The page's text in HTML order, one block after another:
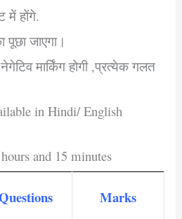
में होंगे.
जाएगा।
मार्किंग होगी ,प्रत्येक गलत
in Hindi/ English
and 15 minutes
Marks